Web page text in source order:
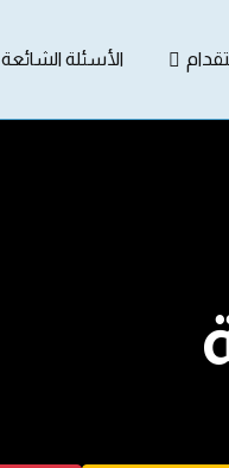
الأسئلة الشائعة